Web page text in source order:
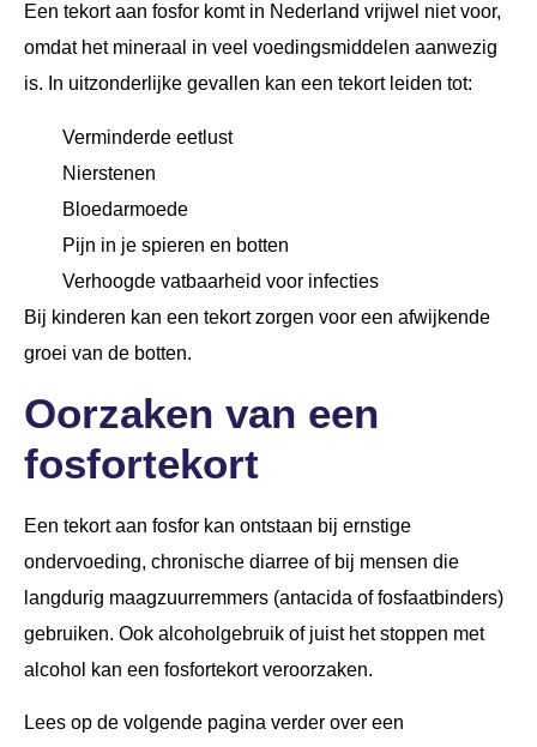
Een tekort aan fosfor komt in Nederland vrijwel niet voor,
omdat het mineraal in veel voedingsmiddelen aanwezig
is. In uitzonderlijke gevallen kan een tekort leiden tot:
Verminderde eetlust
Nierstenen
Bloedarmoede
Pijn in je spieren en botten
Verhoogde vatbaarheid voor infecties
Bij kinderen kan een tekort zorgen voor een afwijkende
groei van de botten.
Oorzaken van een
fosfortekort
Een tekort aan fosfor kan ontstaan bij ernstige
ondervoeding, chronische diarree of bij mensen die
langdurig maagzuurremmers (antacida of fosfaatbinders)
gebruiken. Ook alcoholgebruik of juist het stoppen met
alcohol kan een fosfortekort veroorzaken.
Lees op de volgende pagina verder over een